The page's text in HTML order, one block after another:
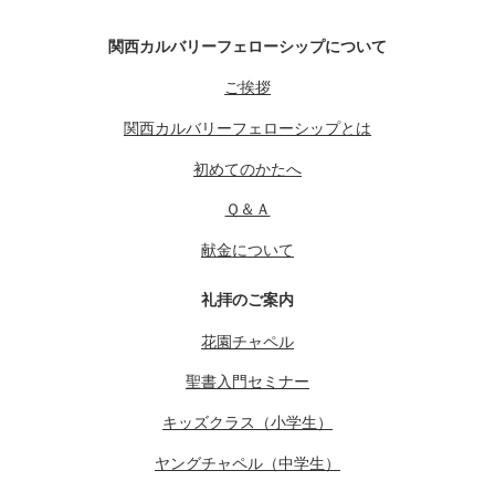
関西カルバリーフェローシップについて
ご挨拶
関西カルバリーフェローシップとは
初めてのかたへ
Ｑ＆Ａ
献金について
礼拝のご案内
花園チャペル
聖書入門セミナー
キッズクラス（小学生）
ヤングチャペル（中学生）